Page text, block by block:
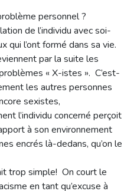
personnel ?
de l’individu avec soi-
qui l’ont formé dans sa vie.
par la suite les
« X-istes ». C’est-
les autres personnes
sexistes,
l’individu concerné perçoit
à son environnement
encrés là-dedans, qu’on le
trop simple! On court le
en tant qu’excuse à